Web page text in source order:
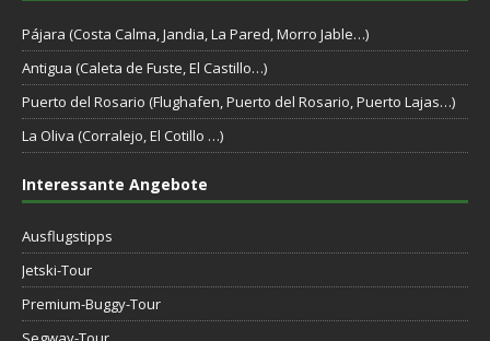
Pájara (Costa Calma, Jandia, La Pared, Morro Jable…)
Antigua (Caleta de Fuste, El Castillo…)
Puerto del Rosario (Flughafen, Puerto del Rosario, Puerto Lajas…)
La Oliva (Corralejo, El Cotillo …)
Interessante Angebote
Ausflugstipps
Jetski-Tour
Premium-Buggy-Tour